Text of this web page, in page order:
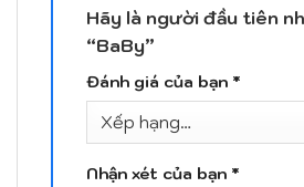
Hãy là người đầu tiên
“BaBy”
Đánh giá của bạn *
Nhận xét của bạn *